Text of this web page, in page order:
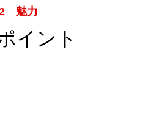
魅力
イント